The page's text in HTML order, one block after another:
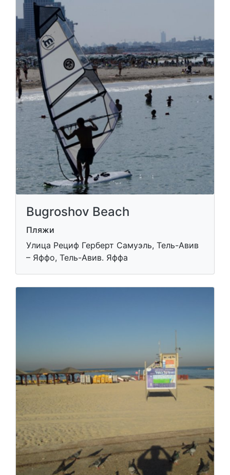
Bugroshov Beach
Пляжи
Улица Рециф Герберт Самуэль, Тель-Авив
– Яффо, Тель-Авив. Яффа